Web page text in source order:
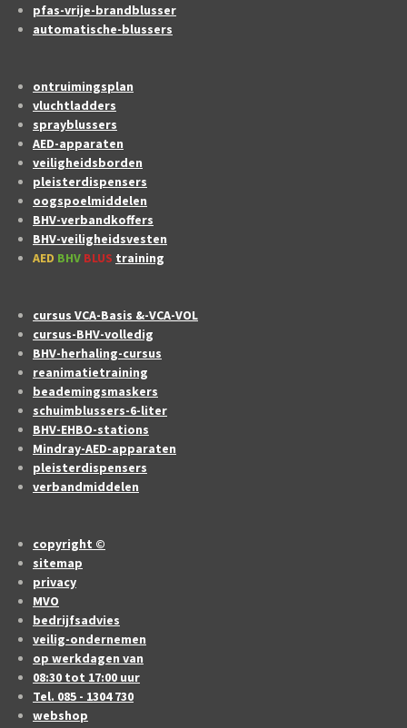
pfas-vrije-brandblusser
automatische-blussers
ontruimingsplan
vluchtladders
sprayblussers
AED-apparaten
veiligheidsborden
pleisterdispensers
oogspoelmiddelen
BHV-verbandkoffers
BHV-veiligheidsvesten
AED BHV BLUS training
cursus VCA-Basis &-VCA-VOL
cursus-BHV-volledig
BHV-herhaling-cursus
reanimatietraining
beademingsmaskers
schuimblussers-6-liter
BHV-EHBO-stations
Mindray-AED-apparaten
pleisterdispensers
verbandmiddelen
copyright ©
sitemap
privacy
MVO
bedrijfsadvies
veilig-ondernemen
op werkdagen van
08:30 tot 17:00 uur
Tel. 085 - 1304 730
webshop